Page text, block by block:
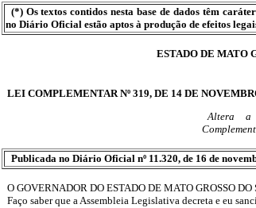
(*) Os textos contidos nesta base de dados têm
no Diário Oficial estão aptos à produção de efeitos
ESTADO DE MATO
LEI COMPLEMENTAR Nº 319, DE 14 DE
Altera a
Publicada no Diário Oficial nº 11.320, de 16 de
O GOVERNADOR DO ESTADO DE MATO GROSSO DO
Faço saber que a Assembleia Legislativa decreta e eu